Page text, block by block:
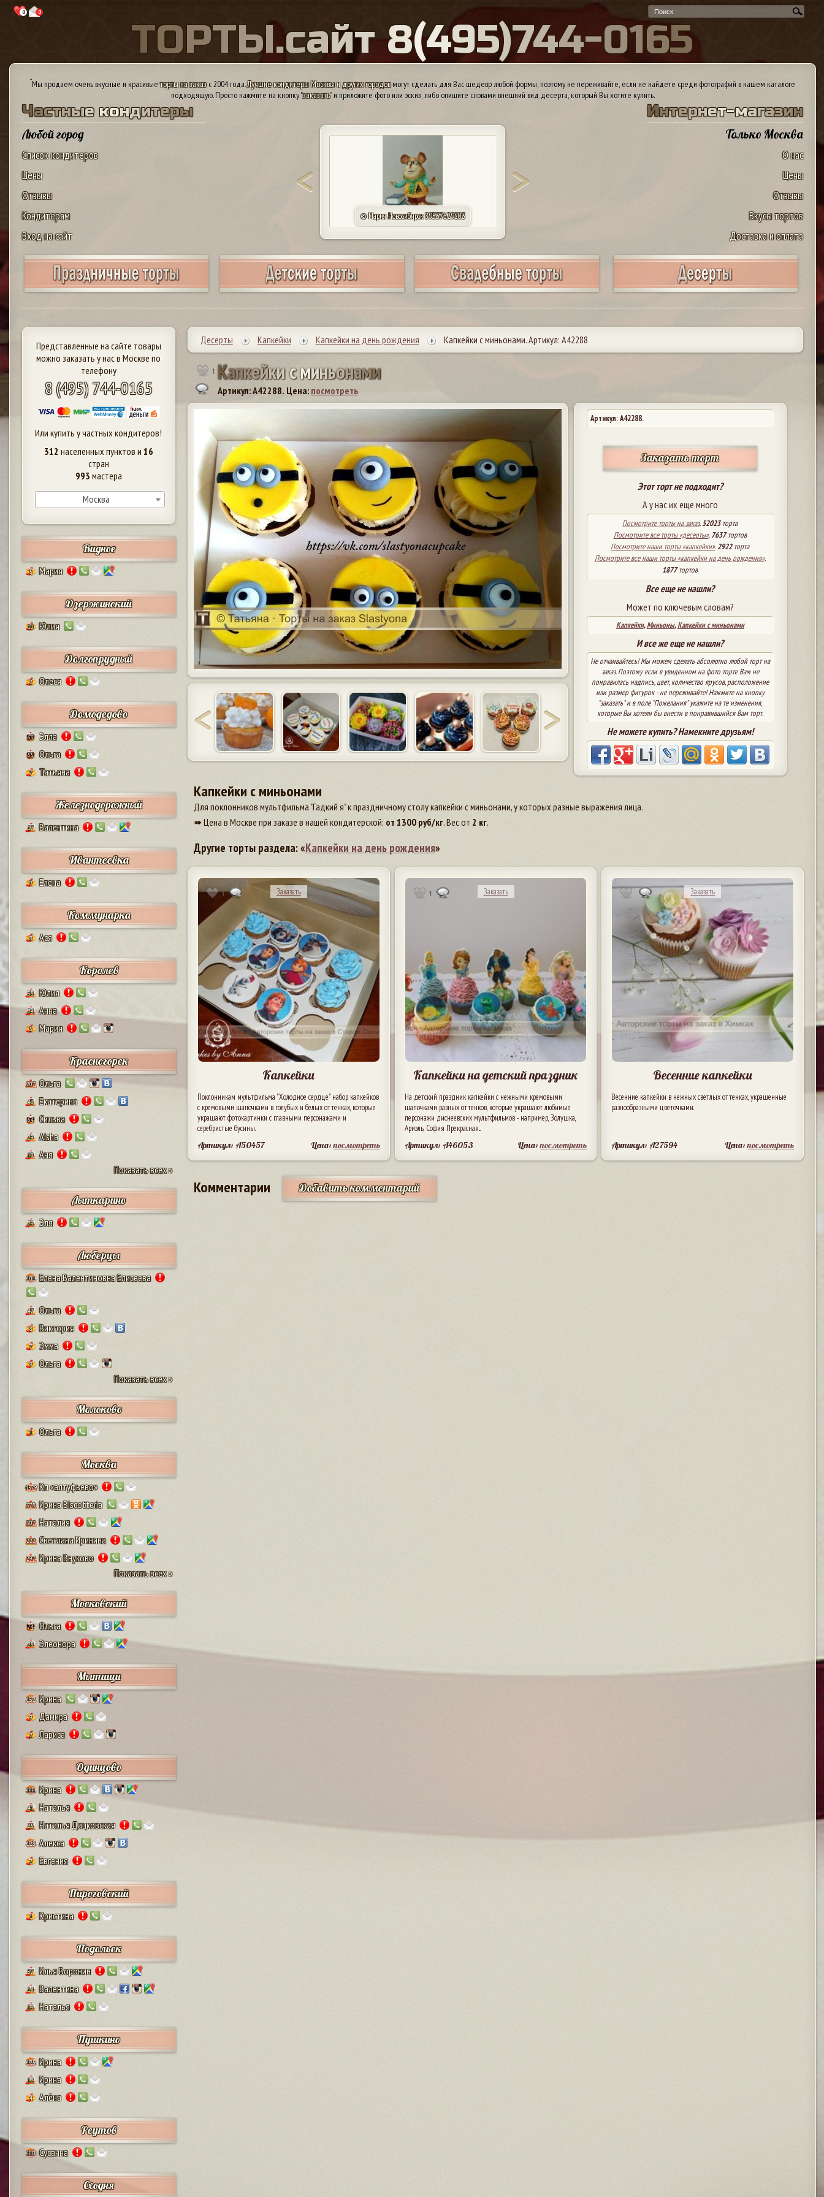
0 0
ТОРТЫ.сайт 8(495)744-0165
*Мы продаем очень вкусные и красивыеторты на заказс 2004 года.Лучшие кондитеры Москвы и других городовмогут сделать для Вас шедевр любой формы, поэтому не переживайте, если не найдете среди фотографий в нашем каталоге
подходящую. Просто нажмите на кнопку "заказать" и приложите фото или эскиз, либо опишите словами внешний вид десерта, который Вы хотите купить.
Частные кондитеры
Любой город
Список кондитеров
Цены
Отзывы
Кондитерам
Вход на сайт
Интернет-магазин
Только Москва
О нас
Цены
Отзывы
Вкусы тортов
Доставка и оплата
© Мария. Новосибирск 89537629203
Представленные на сайте товары
можно заказать у нас в Москве по
телефону
8 (495) 744-0165
Или купить у частных кондитеров!
312 населенных пунктов и 16
стран
993 мастера
Москва
Видное
5 Мария
Дзержинский
10 Юлия
Долгопрудный
2 Олеся
Домодедово
63 Элла
55 Ольга
7 Татьяна
Железнодорожный
17 Валентина
Ивантеевка
9 Елена
Коммунарка
8 Ася
Королев
38 Юлия
24 Анна
5 Мария
Красногорск
207 Ольга
43 Екатерина
64 Сильва
29 Aisha
19
Аня
Показать всех »
Лыткарино
23 Эля
Люберцы
101 Елена Валентиновна Елисеева
47 Ольга
8 Виктория
7 Эмма
9
Ольга
Показать всех »
Молоково
1 Ольга
Москва
4579 Кп «алтуфьево»
378 Ирина Biscotteria
307 Наталия
222 Светлана Иринина
297 Ирина Внуково
Показать всех »
Московский
74 Ольга
28 Элеонора
Мытищи
132 Ирина
9 Дамира
2 Лариса
Одинцово
111 Ирина
41 Наталья
25 Наталья Дацковская
128 Алекса
2 Евгения
Пироговский
1 Кристина
Подольск
37 Илья Воронин
14 Валентина
13 Наталья
Пушкино
125 Ирина
12 Ирина
4 Алёна
Реутов
110 Сусанна
Сходня
Десерты Капкейки Капкейки на день рождения Капкейки с миньонами. Артикул: А42288
1 Капкейкисминьонами
Артикул: A42288. Цена: посмотреть
Артикул: A42288.
Заказать торт
Этот торт не подходит?
А у нас их еще много
Посмотрите торты на заказ.52023торта
Посмотрите все торты «десерты».7637тортов
Посмотрите наши торты «капкейки».2922торта
Посмотрите все наши торты «капкейки на день рождения».
1877тортов
Все еще не нашли?
Может по ключевым словам?
Капкейки,Миньоны,Капкейки с миньонами
И все же еще не нашли?
Не отчаивайтесь! Мы можем сделать абсолютно любой торт на
заказ. Поэтому если в увиденном на фото торте Вам не
понравилась надпись, цвет, количество ярусов, расположение
или размер фигурок - не переживайте! Нажмите на кнопку
"заказать" и в поле "Пожелания" укажите на те изменения,
которые Вы хотели бы внести в понравившийся Вам торт.
Не можете купить? Намекните друзьям!
Капкейки с миньонами
Для поклонников мультфильма "Гадкий я" к праздничному столу капкейки с миньонами, у которых разные выражения лица.
➠ Цена в Москве при заказе в нашей кондитерской: от 1300руб/кг. Вес от 2 кг.
Другие торты раздела: «Капкейки на день рождения»
1 Заказать
Капкейки
Поклонникам мультфильма "Холодное сердце" набор капкейков
с кремовыми шапочками в голубых и белых оттенках, которые
украшают фотокартинки с главными персонажами и
серебристые бусины.
Артикул: A50457 Цена:посмотреть
1 Заказать
Капкейки на детский праздник
На детский праздник капкейки с нежными кремовыми
шапочками разных оттенков, которые украшают любимые
персонажи диснеевских мультфильмов - например, Золушка,
Ариэль, София Прекрасная...
Артикул: A46053 Цена:посмотреть
Заказать
Весенние капкейки
Весенние капкейки в нежных светлых оттенках, украшенные
разнообразными цветочками.
Артикул: A27594 Цена:посмотреть
Комментарии Добавить комментарий